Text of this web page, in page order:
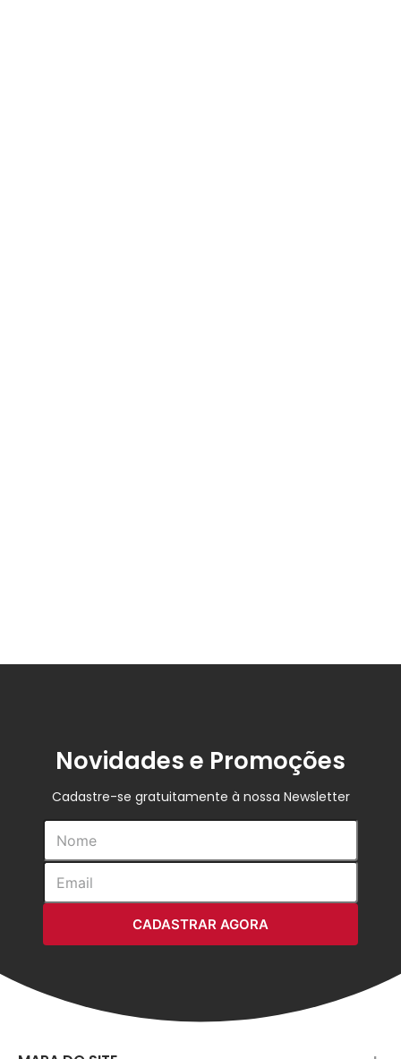
Novidades e Promoções
Cadastre-se gratuitamente à nossa Newsletter
CADASTRAR AGORA